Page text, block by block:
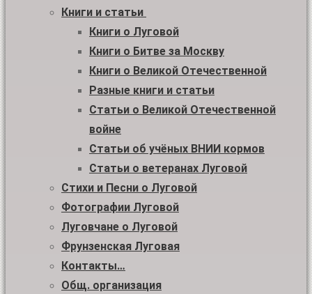
Книги и статьи
Книги о Луговой
Книги о Битве за Москву
Книги о Великой Отечественной
Разные книги и статьи
Статьи о Великой Отечественной
войне
Статьи об учёных ВНИИ кормов
Статьи о ветеранах Луговой
Стихи и Песни о Луговой
Фотографии Луговой
Луговчане о Луговой
Фрунзенская Луговая
Контакты…
Общ. организация